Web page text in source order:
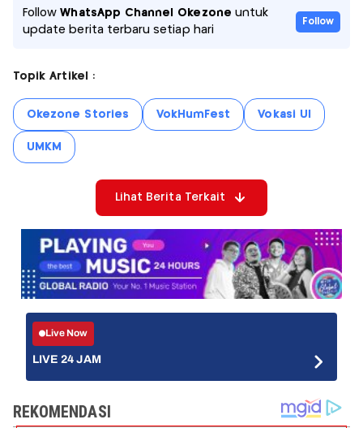
FollowWhatsApp Channel Okezone untuk
update berita terbaru setiap hari
Follow
Topik Artikel :
Okezone Stories VokHumFest Vokasi UI
UMKM
Lihat Berita Terkait
Live Now
LIVE 24 JAM